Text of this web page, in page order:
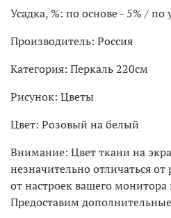
Усадка, %: по основе - 5% / по
Производитель: Россия
Категория: Перкаль 220см
Рисунок: Цветы
Цвет: Розовый на белый
Внимание: Цвет ткани на
незначительно отличаться
от настроек вашего
Предоставим